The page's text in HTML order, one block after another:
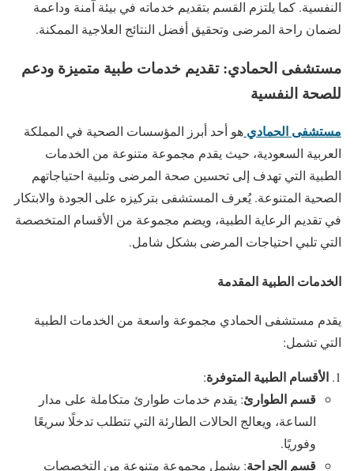
النفسية. كما يلتزم القسم بتقديم خدماته في بيئة آمنة وداعمة
لضمان راحة المرضى وتحقيق أفضل النتائج العلاجية الممكنة.
مستشفى الحمادي: تقديم خدمات طبية متميزة ودعم
للصحة النفسية
مستشفى الحمادي هو أحد أبرز المؤسسات الصحية في المملكة
العربية السعودية، حيث يقدم مجموعة متنوعة من الخدمات
الطبية التي تهدف إلى تحسين صحة المرضى وتلبية احتياجاتهم
الصحية المتنوعة. يُعرف المستشفى بتركيزه على الجودة والابتكار
في تقديم الرعاية الطبية، ويضم مجموعة من الأقسام المتخصصة
التي تلبي احتياجات المرضى بشكل شامل.
الخدمات الطبية المقدمة
يقدم مستشفى الحمادي مجموعة واسعة من الخدمات الطبية
التي تشمل:
الأقسام الطبية المتوفرة:
قسم الطوارئ: يقدم خدمات طوارئ متكاملة على مدار
الساعة، ويعالج الحالات الطارئة التي تتطلب تدخلًا سريعًا
وفوريًا.
قسم الجراحة: يشمل مجموعة متنوعة من التخصصات